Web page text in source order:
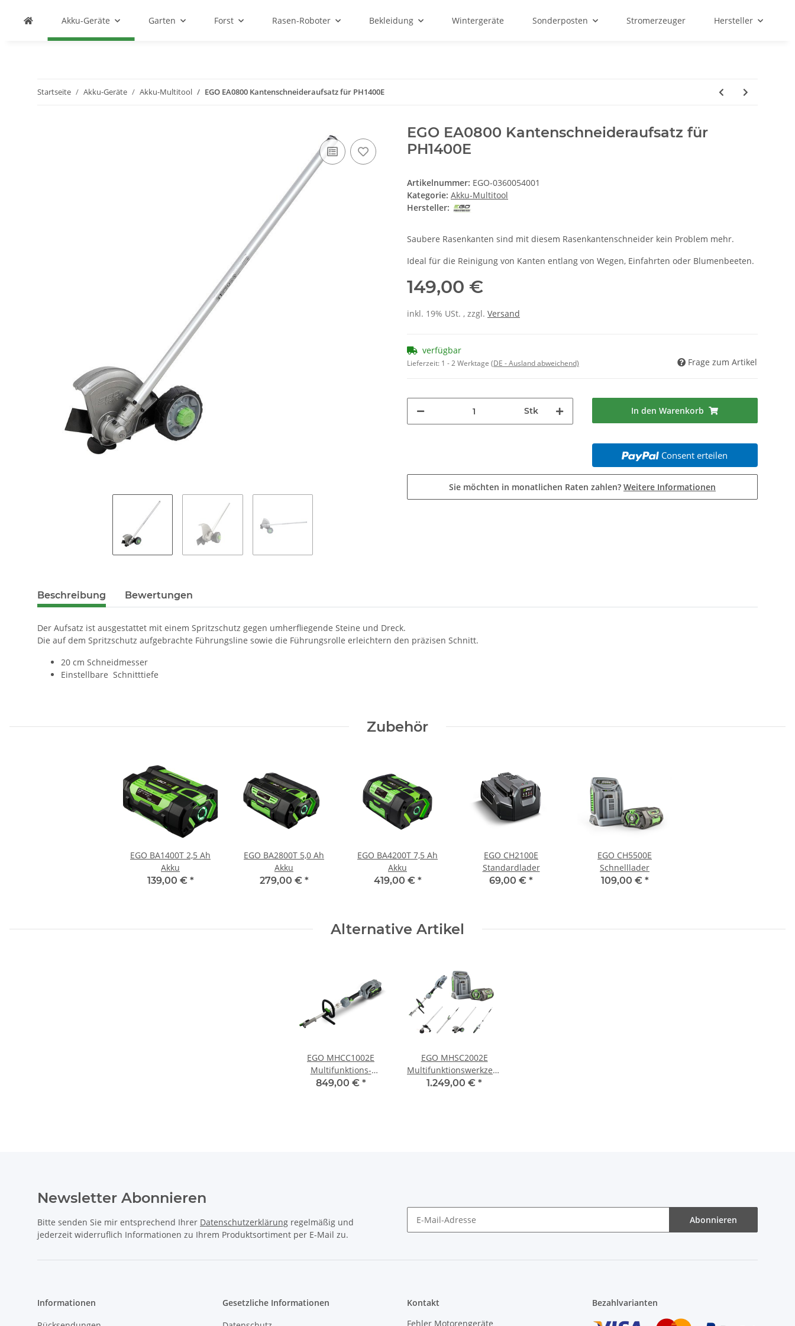
Akku-Geräte Garten Forst Rasen-Roboter Bekleidung Wintergeräte Sonderposten Stromerzeuger Hersteller
Startseite Akku-Geräte Akku-Multitool EGO EA0800 Kantenschneideraufsatz für PH1400E
EGO EA0800 Kantenschneideraufsatz für
PH1400E
Artikelnummer: EGO-0360054001
Kategorie: Akku-Multitool
Hersteller:
Saubere Rasenkanten sind mit diesem Rasenkantenschneider kein Problem mehr.
Ideal für die Reinigung von Kanten entlang von Wegen, Einfahrten oder Blumenbeeten.
149,00 €
inkl. 19% USt. , zzgl. Versand
verfügbar
Lieferzeit: 1 - 2 Werktage (DE - Ausland abweichend) Frage zum Artikel
Stk In den Warenkorb
Consent erteilen
Sie möchten in monatlichen Raten zahlen? Weitere Informationen
Beschreibung Bewertungen
Der Aufsatz ist ausgestattet mit einem Spritzschutz gegen umherfliegende Steine und Dreck.
Die auf dem Spritzschutz aufgebrachte Führungsline sowie die Führungsrolle erleichtern den präzisen Schnitt.
20 cm Schneidmesser
Einstellbare Schnitttiefe
Zubehör
EGO BA1400T 2,5 Ah
Akku
139,00 € *
EGO BA2800T 5,0 Ah
Akku
279,00 € *
EGO BA4200T 7,5 Ah
Akku
419,00 € *
EGO CH2100E
Standardlader
69,00 € *
EGO CH5500E
Schnelllader
109,00 € *
Alternative Artikel
EGO MHCC1002E
Multifunktions-
Werkzeug Set+
849,00 € *
EGO MHSC2002E
Multifunktionswerkzeug
Set + STA1500 +
1.249,00 € *
Newsletter Abonnieren
Bitte senden Sie mir entsprechend Ihrer Datenschutzerklärung regelmäßig und
jederzeit widerruflich Informationen zu Ihrem Produktsortiment per E-Mail zu.
Abonnieren
Informationen Gesetzliche Informationen
Kontakt
Fehler Motorengeräte
Bezahlvarianten